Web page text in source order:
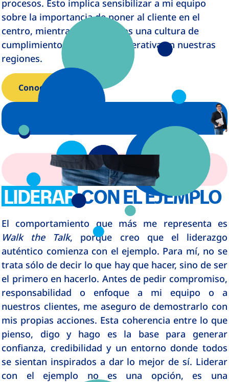
procesos. Esto implica sensibilizar a mi equipo
sobre la importancia de poner al cliente en el
centro, mientras fomentamos una cultura de
cumplimiento y excelencia operativa en nuestras
regiones.
Conoce más
LIDERARCON EL EJEMPLO
El comportamiento que más me representa es
Walk the Talk, porque creo que el liderazgo
auténtico comienza con el ejemplo. Para mí, no se
trata sólo de decir lo que hay que hacer, sino de ser
el primero en hacerlo. Antes de pedir compromiso,
responsabilidad o enfoque a mi equipo o a
nuestros clientes, me aseguro de demostrarlo con
mis propias acciones. Esta coherencia entre lo que
pienso, digo y hago es la base para generar
confianza, credibilidad y un entorno donde todos
se sientan inspirados a dar lo mejor de sí. Liderar
con el ejemplo no es una opción, es una